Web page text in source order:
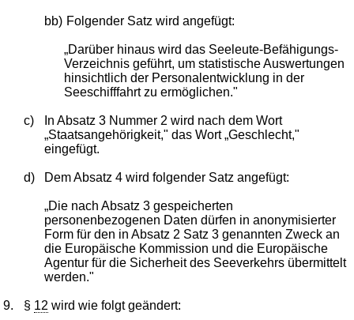
bb) Folgender Satz wird angefügt:
„Darüber hinaus wird das Seeleute-Befähigungs-
Verzeichnis geführt, um statistische Auswertungen
hinsichtlich der Personalentwicklung in der
Seeschifffahrt zu ermöglichen."
c)
In Absatz 3 Nummer 2 wird nach dem Wort
„Staatsangehörigkeit," das Wort „Geschlecht,"
eingefügt.
d) Dem Absatz 4 wird folgender Satz angefügt:
„Die nach Absatz 3 gespeicherten
personenbezogenen Daten dürfen in anonymisierter
Form für den in Absatz 2 Satz 3 genannten Zweck an
die Europäische Kommission und die Europäische
Agentur für die Sicherheit des Seeverkehrs übermittelt
werden."
9. § 12 wird wie folgt geändert: